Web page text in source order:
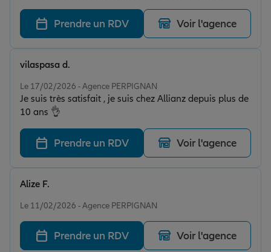
Prendre un RDV Voir l'agence
Le 17/02/2026 - Agence PERPIGNAN
Je suis très satisfait , je suis chez Allianz depuis plus de
10 ans 👌
vilaspasa d.
Prendre un RDV Voir l'agence
Le 11/02/2026 - Agence PERPIGNAN
Alize F.
Prendre un RDV Voir l'agence